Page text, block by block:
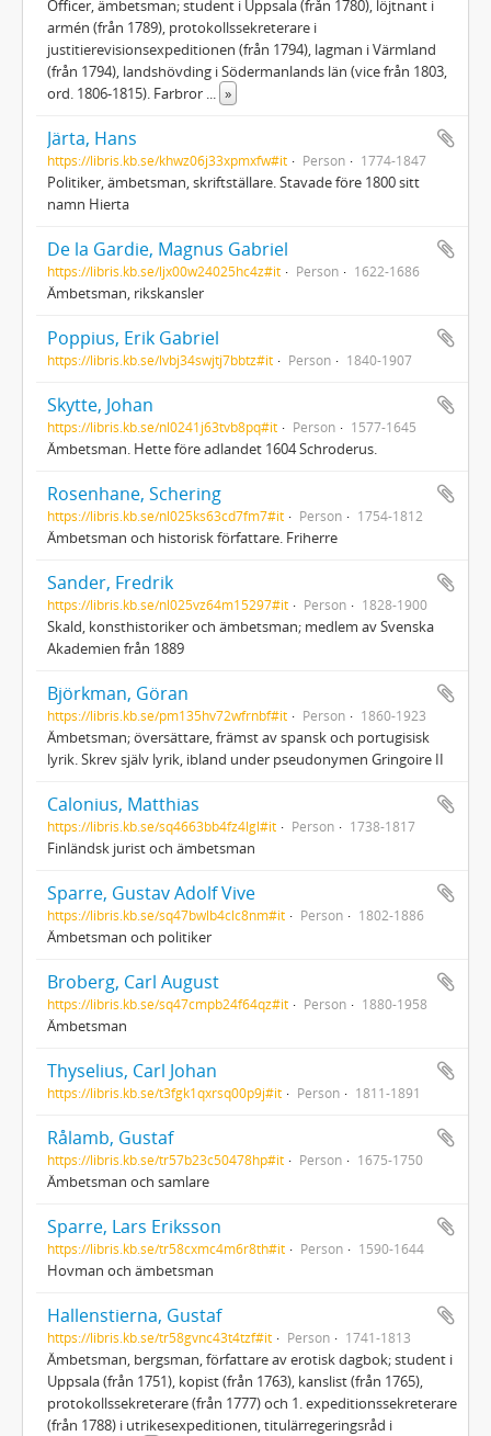
Officer, ämbetsman; student i Uppsala (från 1780), löjtnant i
armén (från 1789), protokollssekreterare i
justitierevisionsexpeditionen (från 1794), lagman i Värmland
(från 1794), landshövding i Södermanlands län (vice från 1803,
ord. 1806-1815). Farbror ... »
Järta, Hans
https://libris.kb.se/khwz06j33xpmxfw#it Person 1774-1847
Politiker, ämbetsman, skriftställare. Stavade före 1800 sitt
namn Hierta
De la Gardie, Magnus Gabriel
https://libris.kb.se/ljx00w24025hc4z#it Person 1622-1686
Ämbetsman, rikskansler
Poppius, Erik Gabriel
https://libris.kb.se/lvbj34swjtj7bbtz#it Person 1840-1907
Skytte, Johan
https://libris.kb.se/nl0241j63tvb8pq#it Person 1577-1645
Ämbetsman. Hette före adlandet 1604 Schroderus.
Rosenhane, Schering
https://libris.kb.se/nl025ks63cd7fm7#it Person 1754-1812
Ämbetsman och historisk författare. Friherre
Sander, Fredrik
https://libris.kb.se/nl025vz64m15297#it Person 1828-1900
Skald, konsthistoriker och ämbetsman; medlem av Svenska
Akademien från 1889
Björkman, Göran
https://libris.kb.se/pm135hv72wfrnbf#it Person 1860-1923
Ämbetsman; översättare, främst av spansk och portugisisk
lyrik. Skrev själv lyrik, ibland under pseudonymen Gringoire II
Calonius, Matthias
https://libris.kb.se/sq4663bb4fz4lgl#it Person 1738-1817
Finländsk jurist och ämbetsman
Sparre, Gustav Adolf Vive
https://libris.kb.se/sq47bwlb4clc8nm#it Person 1802-1886
Ämbetsman och politiker
Broberg, Carl August
https://libris.kb.se/sq47cmpb24f64qz#it Person 1880-1958
Ämbetsman
Thyselius, Carl Johan
https://libris.kb.se/t3fgk1qxrsq00p9j#it Person 1811-1891
Rålamb, Gustaf
https://libris.kb.se/tr57b23c50478hp#it Person 1675-1750
Ämbetsman och samlare
Sparre, Lars Eriksson
https://libris.kb.se/tr58cxmc4m6r8th#it Person 1590-1644
Hovman och ämbetsman
Hallenstierna, Gustaf
https://libris.kb.se/tr58gvnc43t4tzf#it Person 1741-1813
Ämbetsman, bergsman, författare av erotisk dagbok; student i
Uppsala (från 1751), kopist (från 1763), kanslist (från 1765),
protokollssekreterare (från 1777) och 1. expeditionssekreterare
(från 1788) i utrikesexpeditionen, titulärregeringsråd i